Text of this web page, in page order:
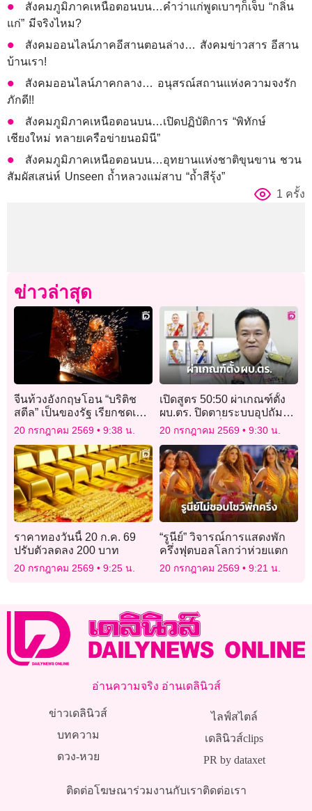
สังคมภูมิภาคเหนือตอนบน…คำว่าแก่พูดเบาๆก็เจ็บ “กลิ่น
แก่” มีจริงไหม?
สังคมออนไลน์ภาคอีสานตอนล่าง… สังคมข่าวสาร อีสาน
บ้านเรา!
สังคมออนไลน์ภาคกลาง… อนุสรณ์สถานแห่งความจงรัก
ภักดี!!
สังคมภูมิภาคเหนือตอนบน…เปิดปฏิบัติการ “พิทักษ์
เชียงใหม่ ทลายเครือข่ายนอมินี”
สังคมภูมิภาคเหนือตอนบน…อุทยานแห่งชาติขุนขาน ชวน
สัมผัสเสน่ห์ Unseen ถ้ำหลวงแม่สาบ “ถ้ำสีรุ้ง”
1 ครั้ง
ข่าวล่าสุด
จีนท้วงอังกฤษโอน “บริติช
สตีล” เป็นของรัฐ เรียกชดเชย
ความเสียหาย
20 กรกฎาคม 2569 9:38 น.
เปิดสูตร 50:50 ผ่าเกณฑ์ตั้ง
ผบ.ตร. ปิดตายระบบอุปถัมภ์
สู่กติกาใหม่ที่โปร่งใส
20 กรกฎาคม 2569 9:30 น.
ราคาทองวันนี้ 20 ก.ค. 69
ปรับตัวลดลง 200 บาท
20 กรกฎาคม 2569 9:25 น.
“รูนีย์” วิจารณ์การแสดงพัก
ครึ่งฟุตบอลโลกว่าห่วยแตก
20 กรกฎาคม 2569 9:21 น.
อ่านความจริง อ่านเดลินิวส์
ข่าวเดลินิวส์
บทความ
ดวง-หวย
ไลฟ์สไตล์
เดลินิวส์clips
PR by dataxet
ติดต่อโฆษณาร่วมงานกับเราติดต่อเรา